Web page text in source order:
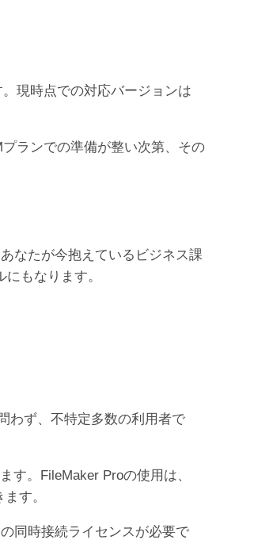
現時点での対応バージョンは
ランでの準備が整い次第、その
なたが今抱えているビジネス課
もなります。
わず、不特定多数の利用者で
す。FileMaker Proの使用は、
す。
同時接続ライセンスが必要で